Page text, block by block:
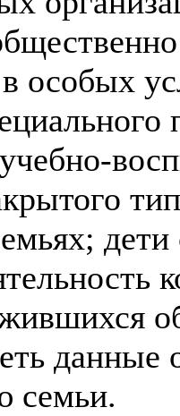
особых
дети
данные
семьи.